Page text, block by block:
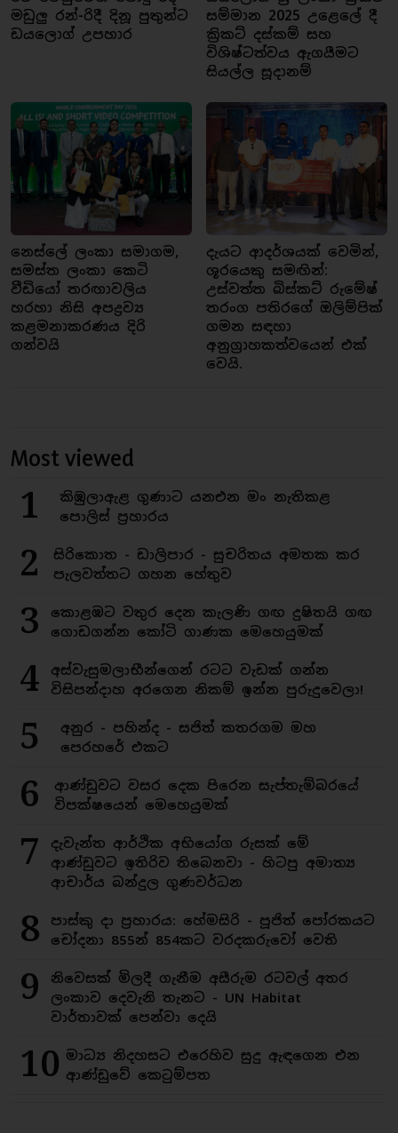
මඩුලු රන්-රිදී දිනූ පුතුන්ට
ඩයලොග් උපහාර
සම්මාන 2025 උළෙලේ දී
ක්‍රිකට් දස්කම් සහ
විශිෂ්ටත්වය ඇගයීමට
සියල්ල සූදානම්
නෙස්ලේ ලංකා සමාගම,
සමස්ත ලංකා කෙටි
වීඩියෝ තරඟාවලිය
හරහා නිසි අපද්‍රව්‍ය
කළමනාකරණය දිරි
ගන්වයි
දැයට ආදර්ශයක් වෙමින්,
ශූරයෙකු සමඟින්:
උස්වත්ත බිස්කට් රුමේෂ්
තරංග පතිරගේ ඔලිම්පික්
ගමන සඳහා
අනුග්‍රාහකත්වයෙන් එක්
වෙයි.
Most viewed
1
කිඹුලාඇළ ගුණාට යනඑන මං නැතිකළ
පොලිස් ප්‍රහාරය
2
සිරිකොත - ඩාලිපාර - සුචරිතය අමතක කර
පැලවත්තට ගහන හේතුව
3
කොළඹට වතුර දෙන කැලණි ගඟ දුෂිතයි ගඟ
ගොඩගන්න කෝටි ගාණක මෙහෙයුමක්
4
අස්වැසුමලාභීන්ගෙන් රටට වැඩක් ගන්න
විසිපන්දාහ අරගෙන නිකම් ඉන්න පුරුදුවෙලා!
5
අනුර - පහින්ද - සජිත් කතරගම මහ
පෙරහරේ එකට
6
ආණ්ඩුවට වසර දෙක පිරෙන සැප්තැම්බරයේ
විපක්ෂයෙන් මෙහෙයුමක්
7
දැවැන්ත ආර්ථික අභියෝග රුසක් මේ
ආණ්ඩුවට ඉතිරිව තිබෙනවා - හිටපු අමාත්‍ය
ආචාර්ය බන්දුල ගුණවර්ධන
8
පාස්කු දා ප්‍රහාරය: හේමසිරි - පූජිත් පෝරකයට
චෝදනා 855න් 854කට වරදකරුවෝ වෙති
9
නිවෙසක් මිලදී ගැනීම අසීරුම රටවල් අතර
ලංකාව දෙවැනි තැනට - UN Habitat
වාර්තාවක් පෙන්වා දෙයි
10 මාධ්‍ය නිදහසට එරෙහිව සුදු ඇඳගෙන එන
ආණ්ඩුවේ කෙටුම්පත